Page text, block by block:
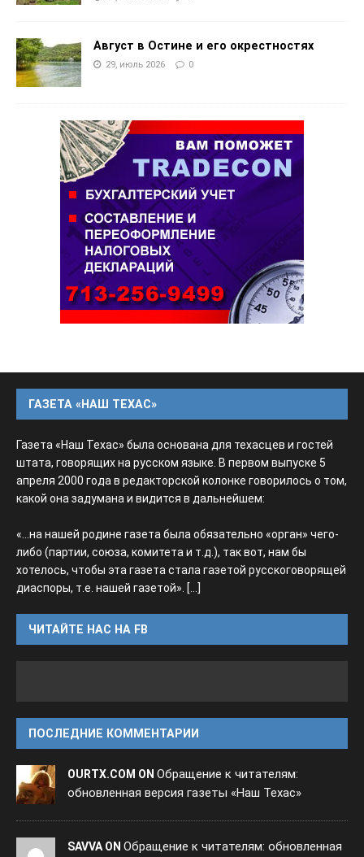
Август в Остине и его окрестностях
29, июль 2026 0
ГАЗЕТА «НАШ ТЕХАС»
Газета «Наш Техас» была основана для техасцев и гостей
штата, говорящих на русском языке. В первом выпуске 5
апреля 2000 года в редакторской колонке говорилось о том,
какой она задумана и видится в дальнейшем:
«...на нашей родине газета была обязательно «орган» чего-
либо (партии, союза, комитета и т.д.), так вот, нам бы
хотелось, чтобы эта газета стала газетой русскоговорящей
диаспоры, т.е. нашей газетой». [...]
ЧИТАЙТЕ НАС НА FB
ПОСЛЕДНИЕ КОММЕНТАРИИ
OURTX.COM ON Обращение к читателям:
обновленная версия газеты «Наш Техас»
SAVVA ON Обращение к читателям: обновленная